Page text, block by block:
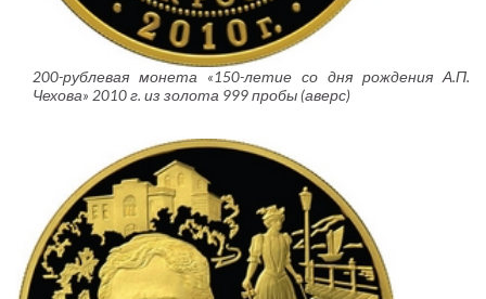
200-рублевая монета «150-летие со дня рождения А.П.
Чехова» 2010 г. из золота 999 пробы (аверс)